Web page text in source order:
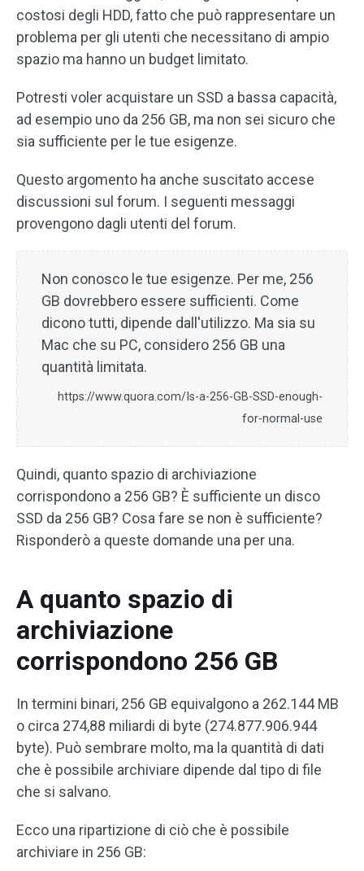
costosi degli HDD, fatto che può rappresentare un
problema per gli utenti che necessitano di ampio
spazio ma hanno un budget limitato.
Potresti voler acquistare un SSD a bassa capacità,
ad esempio uno da 256 GB, ma non sei sicuro che
sia sufficiente per le tue esigenze.
Questo argomento ha anche suscitato accese
discussioni sul forum. I seguenti messaggi
provengono dagli utenti del forum.
Non conosco le tue esigenze. Per me, 256
GB dovrebbero essere sufficienti. Come
dicono tutti, dipende dall'utilizzo. Ma sia su
Mac che su PC, considero 256 GB una
quantità limitata.
https://www.quora.com/Is-a-256-GB-SSD-enough-
for-normal-use
Quindi, quanto spazio di archiviazione
corrispondono a 256 GB? È sufficiente un disco
SSD da 256 GB? Cosa fare se non è sufficiente?
Risponderò a queste domande una per una.
A quanto spazio di
archiviazione
corrispondono 256 GB
In termini binari, 256 GB equivalgono a 262.144 MB
o circa 274,88 miliardi di byte (274.877.906.944
byte). Può sembrare molto, ma la quantità di dati
che è possibile archiviare dipende dal tipo di file
che si salvano.
Ecco una ripartizione di ciò che è possibile
archiviare in 256 GB: